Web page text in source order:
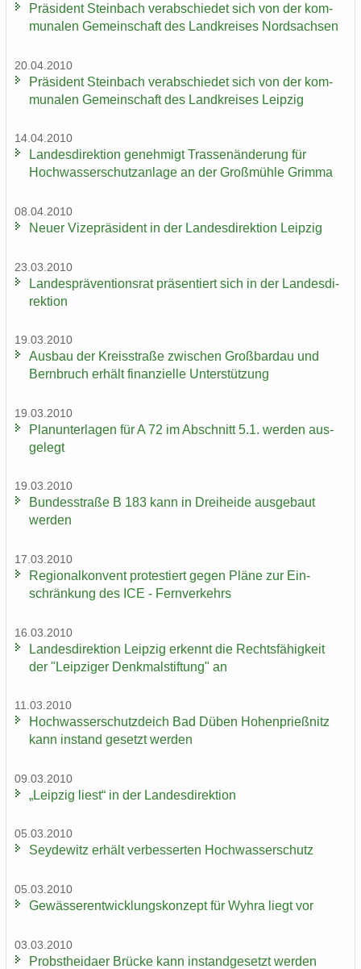
Prä­si­dent Stein­bach ver­ab­schie­det sich von der kom­
mu­na­len Ge­mein­schaft des Land­krei­ses Nord­sach­sen
20.04.2010
Prä­si­dent Stein­bach ver­ab­schie­det sich von der kom­
mu­na­len Ge­mein­schaft des Land­krei­ses Leip­zig
14.04.2010
Lan­des­di­rek­ti­on ge­neh­migt Tras­sen­än­de­rung für
Hoch­was­ser­schutz­an­la­ge an der Groß­müh­le Grim­ma
08.04.2010
Neuer Vi­ze­prä­si­dent in der Lan­des­di­rek­ti­on Leip­zig
23.03.2010
Lan­des­prä­ven­ti­ons­rat prä­sen­tiert sich in der Lan­des­di­
rek­ti­on
19.03.2010
Aus­bau der Kreis­stra­ße zwi­schen Groß­bardau und
Bern­bruch er­hält fi­nan­zi­el­le Un­ter­stüt­zung
19.03.2010
Plan­un­ter­la­gen für A 72 im Ab­schnitt 5.1. wer­den aus­
ge­legt
19.03.2010
Bun­des­stra­ße B 183 kann in Drei­hei­de aus­ge­baut
wer­den
17.03.2010
Re­gio­nal­kon­vent pro­tes­tiert gegen Pläne zur Ein­
schrän­kung des ICE - Fern­ver­kehrs
16.03.2010
Lan­des­di­rek­ti­on Leip­zig er­kennt die Rechts­fä­hig­keit
der "Leip­zi­ger Denk­mal­stif­tung" an
11.03.2010
Hoch­was­ser­schutz­deich Bad Düben Ho­hen­prieß­nitz
kann in­stand ge­setzt wer­den
09.03.2010
„Leip­zig liest“ in der Lan­des­di­rek­ti­on
05.03.2010
Sey­de­witz er­hält ver­bes­ser­ten Hoch­was­ser­schutz
05.03.2010
Ge­wäs­ser­ent­wick­lungs­kon­zept für Wyhra liegt vor
03.03.2010
Probst­hei­da­er Brü­cke kann in­stand­ge­setzt wer­den